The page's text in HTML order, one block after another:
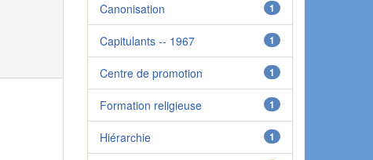
1
Canonisation
1
Capitulants -- 1967
1
Centre de promotion
1
Formation religieuse
1
Hiérarchie